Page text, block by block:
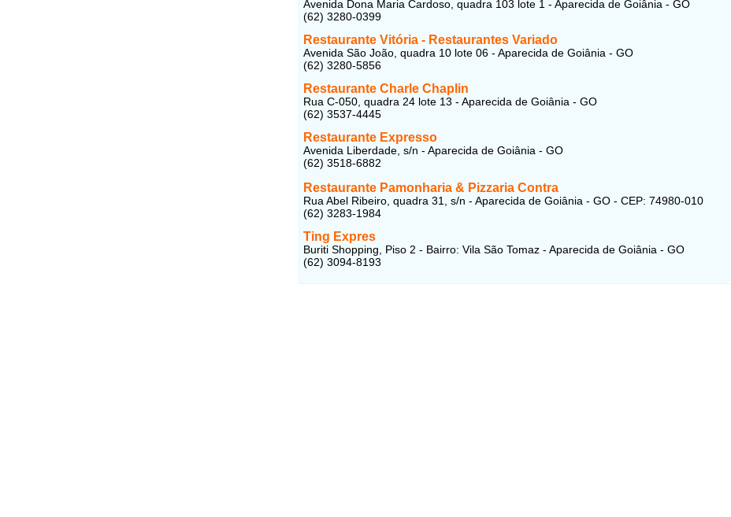
Avenida Dona Maria Cardoso, quadra 103 lote 1 - Aparecida de Goiânia - GO
(62) 3280-0399
Restaurante Vitória - Restaurantes Variado
Avenida São João, quadra 10 lote 06 - Aparecida de Goiânia - GO
(62) 3280-5856
Restaurante Charle Chaplin
Rua C-050, quadra 24 lote 13 - Aparecida de Goiânia - GO
(62) 3537-4445
Restaurante Expresso
Avenida Liberdade, s/n - Aparecida de Goiânia - GO
(62) 3518-6882
Restaurante Pamonharia & Pizzaria Contra
Rua Abel Ribeiro, quadra 31, s/n - Aparecida de Goiânia - GO - CEP: 74980-010
(62) 3283-1984
Ting Expres
Buriti Shopping, Piso 2 - Bairro: Vila São Tomaz - Aparecida de Goiânia - GO
(62) 3094-8193